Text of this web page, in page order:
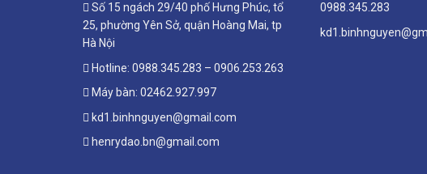
Số 15 ngách 29/40 phố Hưng Phúc, tổ
25, phường Yên Sở, quận Hoàng Mai, tp
Hà Nội
Hotline: 0988.345.283 – 0906.253.263
Máy bàn: 02462.927.997
kd1.binhnguyen@gmail.com
henrydao.bn@gmail.com
0988.345.283